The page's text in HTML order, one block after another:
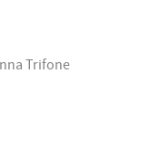
Trifone